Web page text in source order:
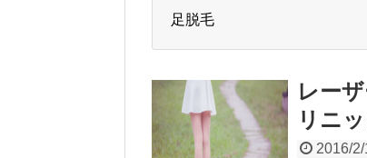
足脱毛
レー
リニ
2016/